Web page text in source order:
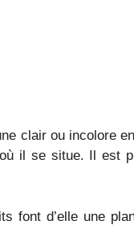
clair ou incolore
il se situe. Il est
d’elle une